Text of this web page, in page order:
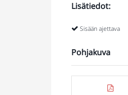
Lisätiedot:
Sisään ajettava
Pohjakuva